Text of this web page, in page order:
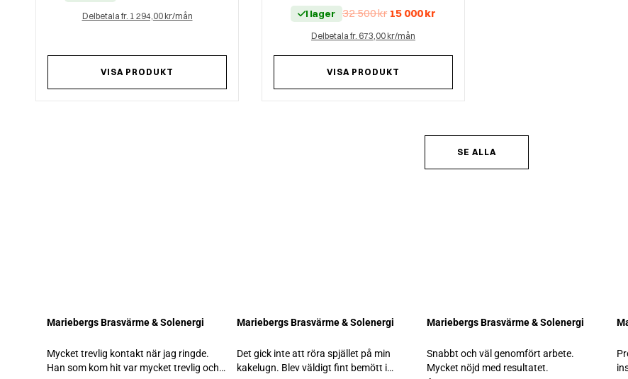
priset
var:
Delbetala fr. 1 294,00 kr/mån
VISA PRODUKT
I lager 32 500kr Det
ursprungliga
priset
var:
500 kr.
15 000kr
000 kr.
Delbetala fr. 673,00 kr/mån
VISA PRODUKT
SE ALLA